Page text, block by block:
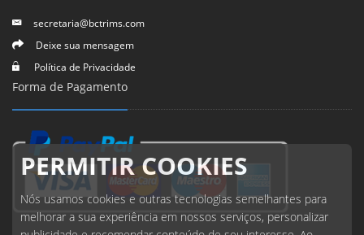
secretaria@bctrims.com
Deixe sua mensagem
Política de Privacidade
Forma de Pagamento
PERMITIR COOKIES
Nós usamos cookies e outras tecnologias semelhantes para
melhorar a sua experiência em nossos serviços, personalizar